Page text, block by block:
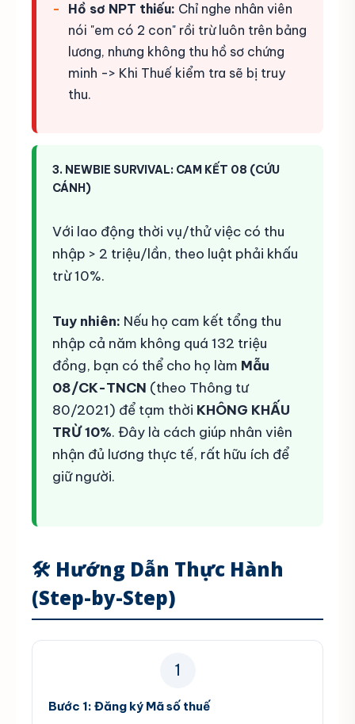
Hồ sơ NPT thiếu: Chỉ nghe nhân viên
nói "em có 2 con" rồi trừ luôn trên bảng
lương, nhưng không thu hồ sơ chứng
minh -> Khi Thuế kiểm tra sẽ bị truy
thu.
3. NEWBIE SURVIVAL: CAM KẾT 08 (CỨU
CÁNH)
Với lao động thời vụ/thử việc có thu
nhập > 2 triệu/lần, theo luật phải khấu
trừ 10%.
Tuy nhiên: Nếu họ cam kết tổng thu
nhập cả năm không quá 132 triệu
đồng, bạn có thể cho họ làm Mẫu
08/CK-TNCN (theo Thông tư
80/2021) để tạm thời KHÔNG KHẤU
TRỪ 10%. Đây là cách giúp nhân viên
nhận đủ lương thực tế, rất hữu ích để
giữ người.
🛠️ Hướng Dẫn Thực Hành
(Step-by-Step)
1
Bước 1: Đăng ký Mã số thuế